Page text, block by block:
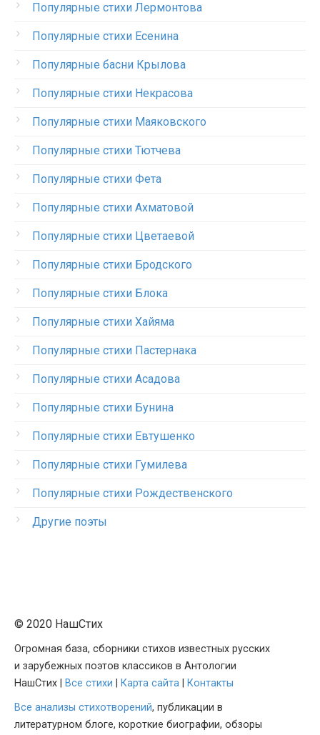
Популярные стихи Лермонтова
Популярные стихи Есенина
Популярные басни Крылова
Популярные стихи Некрасова
Популярные стихи Маяковского
Популярные стихи Тютчева
Популярные стихи Фета
Популярные стихи Ахматовой
Популярные стихи Цветаевой
Популярные стихи Бродского
Популярные стихи Блока
Популярные стихи Хайяма
Популярные стихи Пастернака
Популярные стихи Асадова
Популярные стихи Бунина
Популярные стихи Евтушенко
Популярные стихи Гумилева
Популярные стихи Рождественского
Другие поэты
© 2020 НашСтих
Огромная база, сборники стихов известных русских
и зарубежных поэтов классиков в Антологии
НашСтих |
Все стихи Карта сайта
Контакты
Все анализы стихотворений, публикации в
литературном блоге, короткие биографии, обзоры